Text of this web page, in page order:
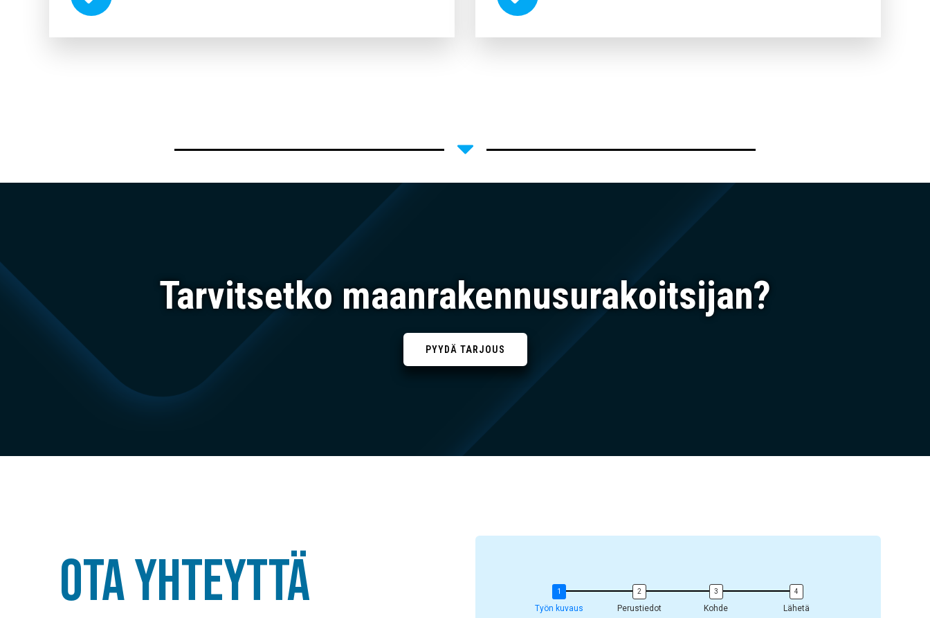
Tarvitsetko maanrakennusurakoitsijan?
PYYDÄ TARJOUS
Ota yhteyttä Työn kuvaus Perustiedot Kohde Lähetä